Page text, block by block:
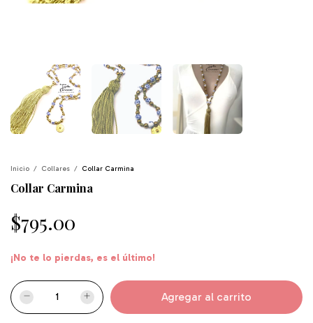
Inicio / Collares / Collar Carmina
Collar Carmina
$795.00
¡No te lo pierdas, es el último!